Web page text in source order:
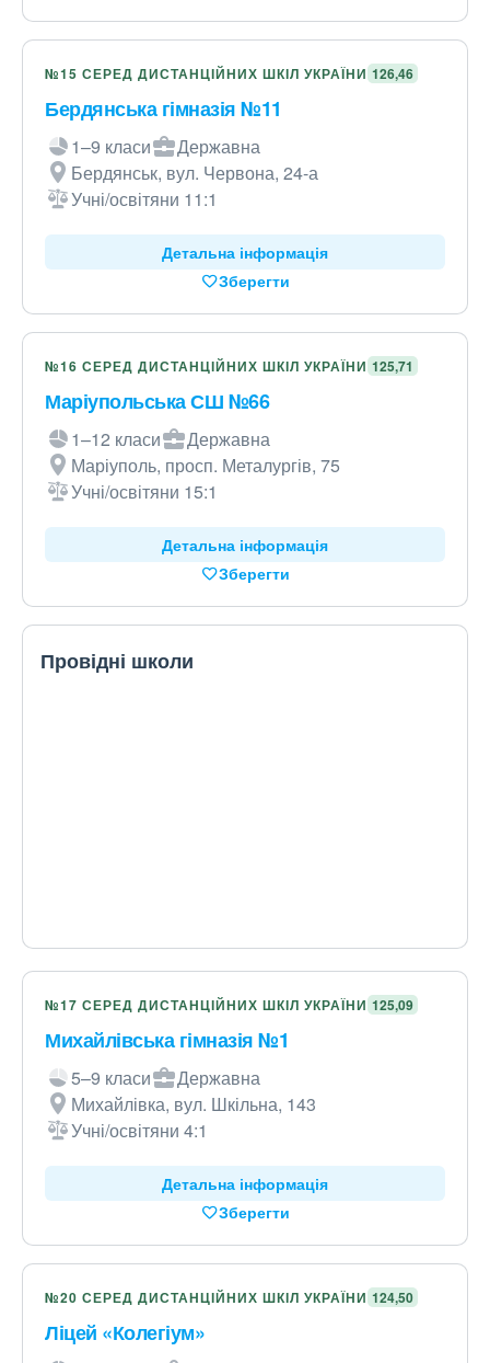
№15 СЕРЕД ДИСТАНЦІЙНИХ ШКІЛ УКРАЇНИ 126,46
Бердянська гімназія №11
1–9 класи
Державна
Бердянськ, вул. Червона, 24-а
Учні/освітяни 11:1
Детальна інформація
Зберегти
№16 СЕРЕД ДИСТАНЦІЙНИХ ШКІЛ УКРАЇНИ 125,71
Маріупольська СШ №66
1–12 класи
Державна
Маріуполь, просп. Металургів, 75
Учні/освітяни 15:1
Детальна інформація
Зберегти
Провідні школи
№17 СЕРЕД ДИСТАНЦІЙНИХ ШКІЛ УКРАЇНИ 125,09
Михайлівська гімназія №1
5–9 класи
Державна
Михайлівка, вул. Шкільна, 143
Учні/освітяни 4:1
Детальна інформація
Зберегти
№20 СЕРЕД ДИСТАНЦІЙНИХ ШКІЛ УКРАЇНИ 124,50
Ліцей «Колегіум»